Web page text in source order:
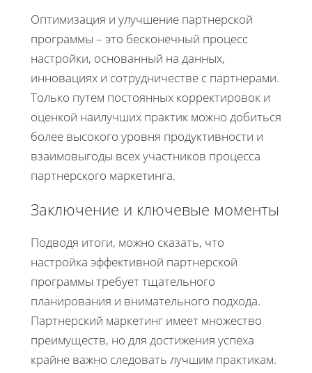
Оптимизация и улучшение партнерской
программы – это бесконечный процесс
настройки, основанный на данных,
инновациях и сотрудничестве с партнерами.
Только путем постоянных корректировок и
оценкой наилучших практик можно добиться
более высокого уровня продуктивности и
взаимовыгоды всех участников процесса
партнерского маркетинга.
Заключение и ключевые моменты
Подводя итоги, можно сказать, что
настройка эффективной партнерской
программы требует тщательного
планирования и внимательного подхода.
Партнерский маркетинг имеет множество
преимуществ, но для достижения успеха
крайне важно следовать лучшим практикам.